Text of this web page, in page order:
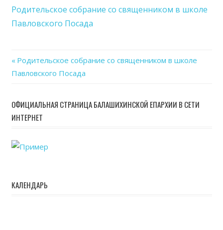
со
Родительское собрание со священником в школе
Павловского Посада
Навигация
записям
Previous
Post:
Родительское собрание со священником в школе
Павловского Посада
ОФИЦИАЛЬНАЯ СТРАНИЦА БАЛАШИХИНСКОЙ ЕПАРХИИ В СЕТИ
ИНТЕРНЕТ
КАЛЕНДАРЬ